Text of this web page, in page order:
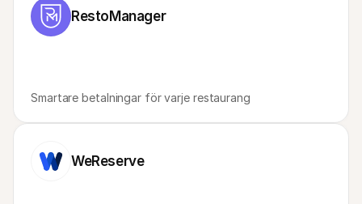
RestoManager
Smartare betalningar för varje restaurang
WeReserve
For shoppers
Find out why Mollie is on your bank statement
For Mollie customers